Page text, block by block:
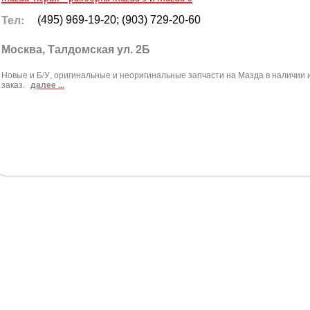
Тел: (495) 969-19-20; (903) 729-20-60
Москва, Талдомская ул. 2Б
Новые и Б/У, оригинальные и неоригинальные запчасти на Мазда в наличии
заказ. далее ...